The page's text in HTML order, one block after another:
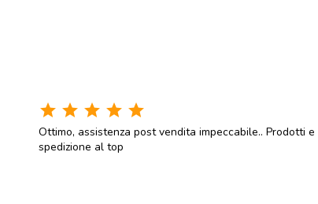
star star star star star
Ottimo, assistenza post vendita impeccabile.. Prodotti e
spedizione al top